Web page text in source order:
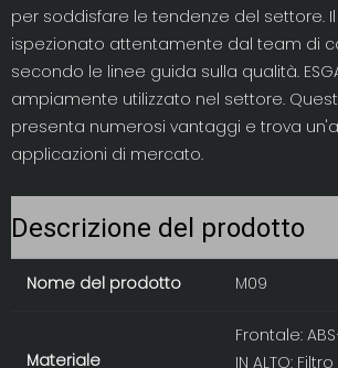
per soddisfare le tendenze del settore.
ispezionato attentamente dal team di
secondo le linee guida sulla qualità.
ampiamente utilizzato nel settore.
presenta numerosi vantaggi e trova
applicazioni di mercato.
Descrizione del prodotto
Nome del prodotto M09
Materiale
Frontale:
IN ALTO: